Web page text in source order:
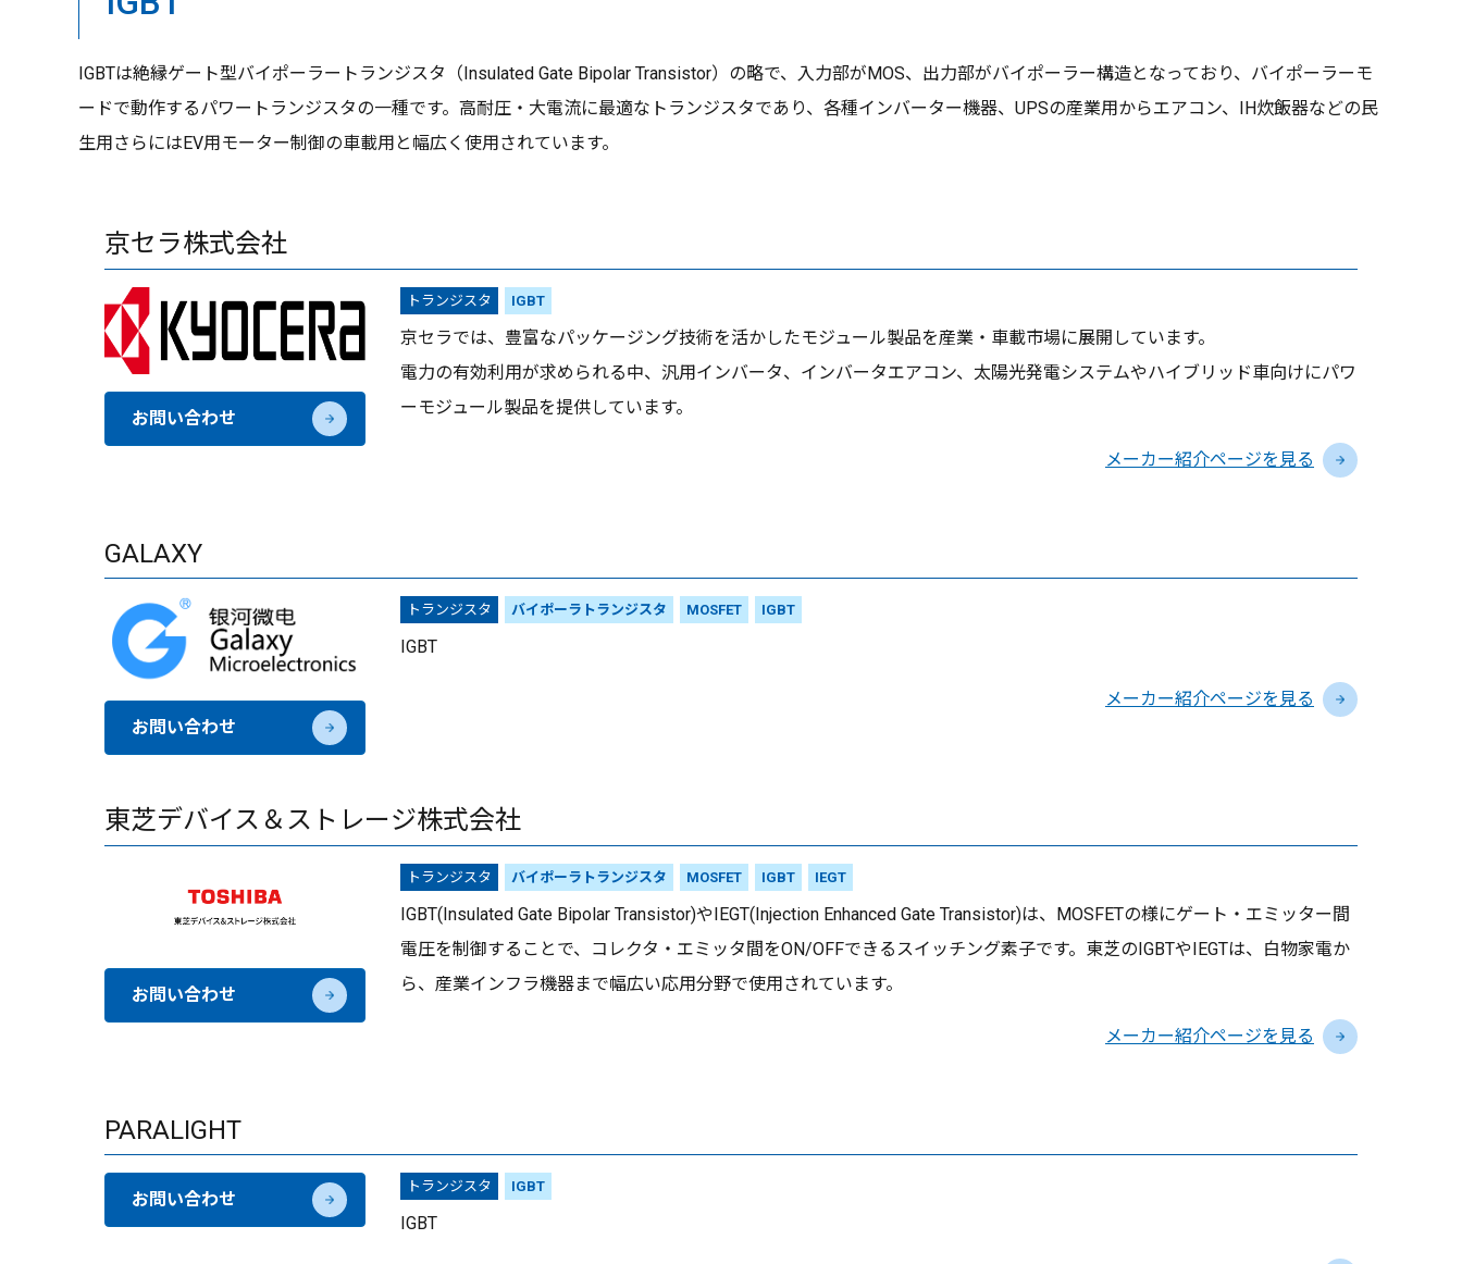
IGBTは絶縁ゲート型バイポーラートランジスタ（Insulated Gate Bipolar Transistor）の略で、入力部がMOS、出力部がバイポーラー構造となっており、バイポーラーモ
ードで動作するパワートランジスタの一種です。高耐圧・大電流に最適なトランジスタであり、各種インバーター機器、UPSの産業用からエアコン、IH炊飯器などの民
生用さらにはEV用モーター制御の車載用と幅広く使用されています。
京セラ株式会社
お問い合わせ
トランジスタ IGBT
京セラでは、豊富なパッケージング技術を活かしたモジュール製品を産業・車載市場に展開しています。
電力の有効利用が求められる中、汎用インバータ、インバータエアコン、太陽光発電システムやハイブリッド車向けにパワ
ーモジュール製品を提供しています。
メーカー紹介ページを見る
GALAXY
お問い合わせ
トランジスタ バイポーラトランジスタ MOSFET IGBT
IGBT
メーカー紹介ページを見る
東芝デバイス＆ストレージ株式会社
お問い合わせ
トランジスタ バイポーラトランジスタ MOSFET IGBT IEGT
IGBT(Insulated Gate Bipolar Transistor)やIEGT(Injection Enhanced Gate Transistor)は、MOSFETの様にゲート・エミッター間
電圧を制御することで、コレクタ・エミッタ間をON/OFFできるスイッチング素子です。東芝のIGBTやIEGTは、白物家電か
ら、産業インフラ機器まで幅広い応用分野で使用されています。
メーカー紹介ページを見る
PARALIGHT
お問い合わせ
トランジスタ IGBT
IGBT